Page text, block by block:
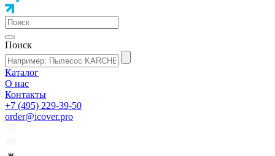
Поиск
Каталог
О нас
Контакты
+7 (495) 229-39-50
order@icover.pro